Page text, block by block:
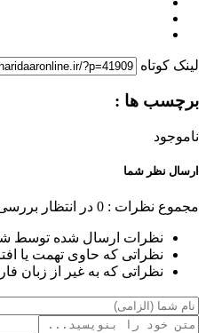
لینک کوتاه
برچسب ها :
ناموجود
ارسال نظر شما
مجموع نظرات : 0 در انتظار بررسی
نظرات ارسال شده توسط
نظراتی که حاوی تهمت یا
نظراتی که به غیر از زبان